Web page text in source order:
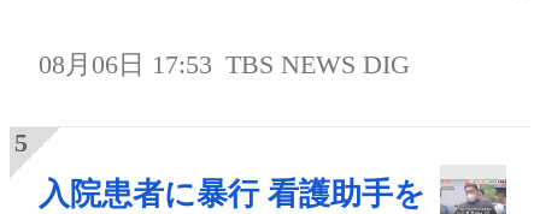
08月06日 17:53 TBS NEWS DIG
入院患者に暴行 看護助手を